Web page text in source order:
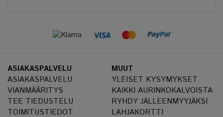
ASIAKASPALVELU
ASIAKASPALVELU
VIANMÄÄRITYS
TEE TIEDUSTELU
TOIMITUSTIEDOT
MUUT
YLEISET KYSYMYKSET
KAIKKI AURINKOKALVOISTA
RYHDY JÄLLEENMYYJÄKSI
LAHJAKORTTI